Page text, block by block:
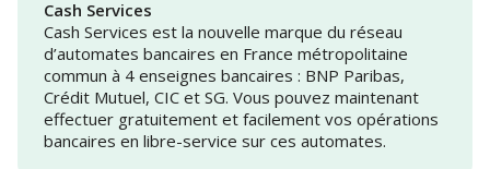
Cash Services
Cash Services est la nouvelle marque du réseau
d’automates bancaires en France métropolitaine
commun à 4 enseignes bancaires : BNP Paribas,
Crédit Mutuel, CIC et SG. Vous pouvez maintenant
effectuer gratuitement et facilement vos opérations
bancaires en libre-service sur ces automates.